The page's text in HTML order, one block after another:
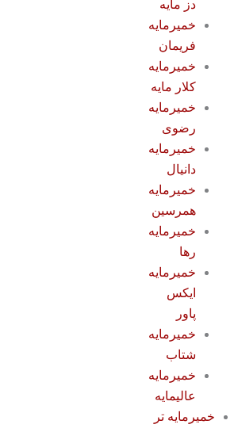
دز مایه
خمیرمایه
فریمان
خمیرمایه
کلار مایه
خمیرمایه
رضوی
خمیرمایه
دانیال
خمیرمایه
همرسین
خمیرمایه
رها
خمیرمایه
ایکس
پاور
خمیرمایه
شتاب
خمیرمایه
عالیمایه
خمیرمایه تر